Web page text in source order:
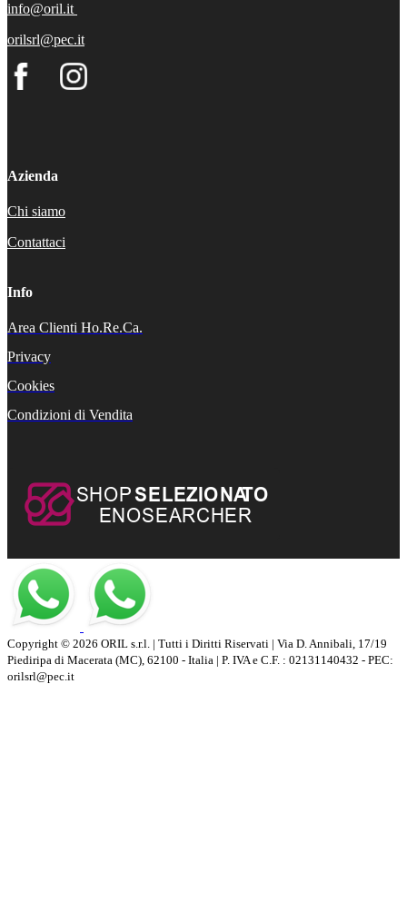
info@oril.it
orilsrl@pec.it
Azienda
Chi siamo
Contattaci
Info
Area Clienti Ho.Re.Ca.
Privacy
Cookies
Condizioni di Vendita
Copyright © 2026 ORIL s.r.l. | Tutti i Diritti Riservati | Via D. Annibali, 17/19
Piediripa di Macerata (MC), 62100 - Italia | P. IVA e C.F. : 02131140432 - PEC:
orilsrl@pec.it